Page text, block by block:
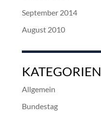
September 2014
August 2010
KATEGORIEN
Allgemein
Bundestag